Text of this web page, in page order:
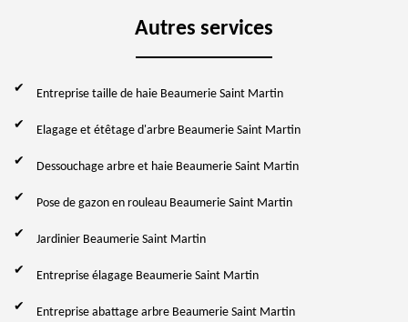
Autres services
Entreprise taille de haie Beaumerie Saint Martin
Elagage et étêtage d'arbre Beaumerie Saint Martin
Dessouchage arbre et haie Beaumerie Saint Martin
Pose de gazon en rouleau Beaumerie Saint Martin
Jardinier Beaumerie Saint Martin
Entreprise élagage Beaumerie Saint Martin
Entreprise abattage arbre Beaumerie Saint Martin